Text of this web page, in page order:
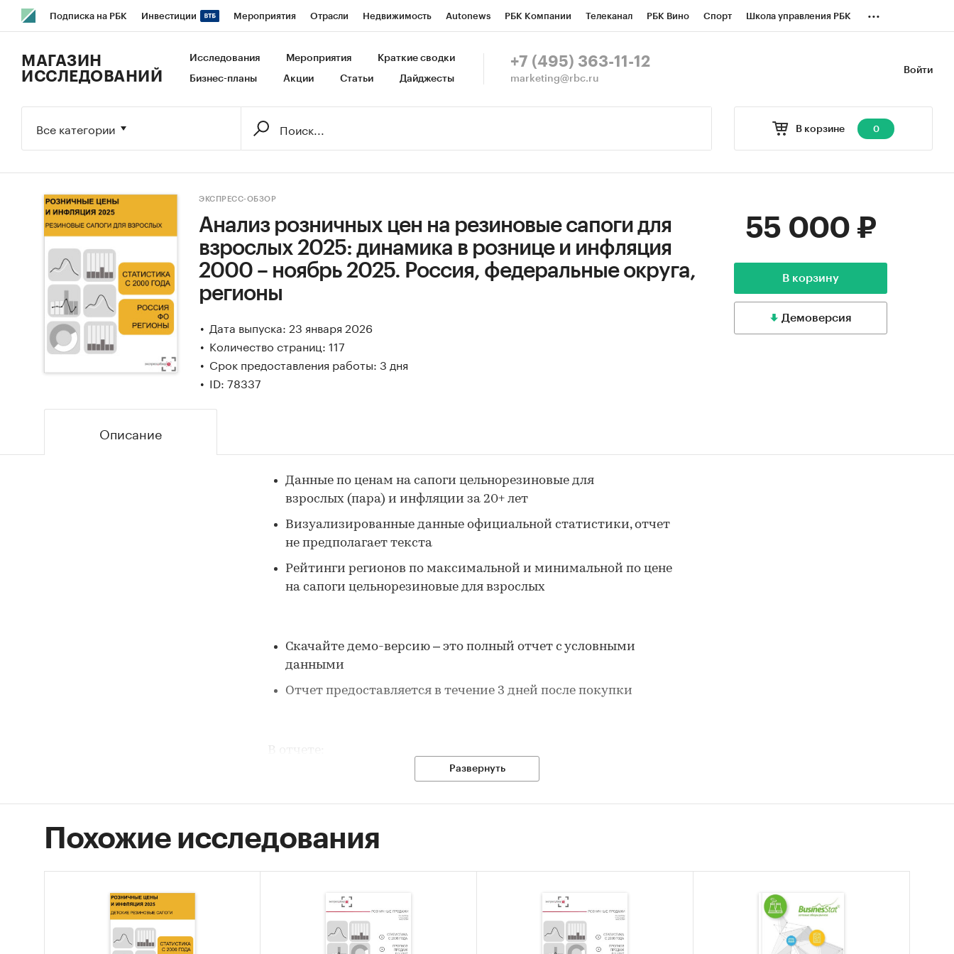
Подписка на РБК Инвестиции Мероприятия Отрасли Недвижимость Autonews РБК Компании Телеканал РБК Вино Спорт Школа управления РБК
Исследования Кредитные рейтинги Франшизы Газета Спецпроекты СПб Конференции СПб Спецпроекты
...
Войти
МАГАЗИН
ИССЛЕДОВАНИЙ
Исследования Мероприятия Краткие сводки
Бизнес-планы Акции Статьи Дайджесты
+7 (495) 363-11-12
marketing@rbc.ru
В корзине 0
Все категории
ЭКСПРЕСС-ОБЗОР
Анализ розничных цен на ​​​​​​​резиновые сапоги для
взрослых 2025: динамика в рознице и инфляция
2000 – ноябрь 2025. Россия, федеральные округа,
регионы
Дата выпуска: 23 января 2026
Количество страниц: 117
Срок предоставления работы: 3 дня
ID: 78337
55 000 ₽
В корзину
Демоверсия
Описание
Данные по ценам на сапоги цельнорезиновые для
взрослых (пара) и инфляции за 20+ лет
Визуализированные данные официальной статистики, отчет
не предполагает текста
Рейтинги регионов по максимальной и минимальной по цене
на сапоги цельнорезиновые для взрослых
Скачайте демо-версию – это полный отчет с условными
данными
Отчет предоставляется в течение 3 дней после покупки
В отчете:
1. Данные по потребительским ценам на сапоги
цельнорезиновые для взрослых в России:
Розничная цена за последний доступный месяц в динамике за
2000-2025, прирост за последний месяц, темпы прироста к
аналогичному периоду предыдущего года 2001-2025
Потребительские цены по месяцам, 2021-2025
Темпы прироста цены к предыдущему месяцу, 2024-2025
Максимальные, минимальные, средние значения цены по
Развернуть
Похожие исследования